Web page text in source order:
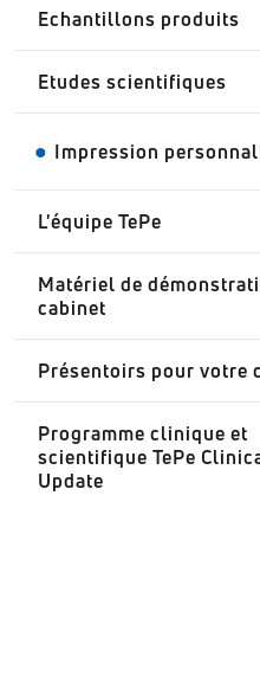
Echantillons produits
Etudes scientifiques
Comparaison entre la
dentaire
Contrôle mécanique
plaque
Hygiène buccale
interproximale
Prévention de la
Impression
L'équipe TePe
Matériel de
cabinet
Présentoirs pour votre
Programme clinique et
scientifique TePe
Update